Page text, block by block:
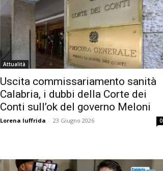
Attualità
Uscita commissariamento sanità
Calabria, i dubbi della Corte dei
Conti sull’ok del governo Meloni
Lorena Iuffrida - 23 Giugno 2026 0